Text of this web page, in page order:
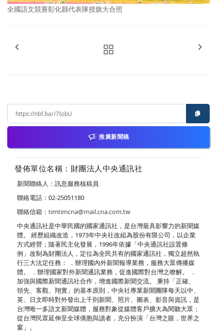
全國語文競賽彰化縣代表隊授旗大合照
推廣新聞稿
發佈單位名稱：財團法人中央通訊社
新聞聯絡人：訊息服務核稿員
聯絡電話：02-25051180
聯絡信箱： timtimcna@mail.cna.com.tw
中央通訊社是中華民國的國家通訊社，是台灣最具影響力的新聞媒
體。 經歷組織改造，1973年中央社改組為股份有限公司，以企業
方式經營；隨著民主化發展，1996年依據「中央通訊社設置條
例」改制為財團法人，定位為全民共有的國家通訊社，獨立超然執
行三大法定任務： ．辦理國內外新聞報導業務，服務大眾傳播媒
體。 ．辦理國家對外新聞通訊業務，促進國際對台灣之瞭解。 ．
加強與國際新聞通訊社合作，增進國際新聞交流。 秉持「正確、
領先、客觀、翔實」的基本原則，中央社專業新聞團隊每天以中、
英、日文即時對外發出上千則新聞、照片、圖表、影音與資訊，是
台灣唯一多語文新聞媒體，服務對象從媒體客戶擴大為閱聽大眾；
從台灣民眾延伸至全球僑胞與讀者，充分扮演「台灣之眼，世界之
窗」。